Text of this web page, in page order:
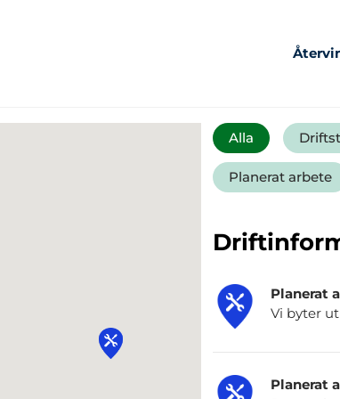
Alla
Planerat arbete
Planerat
Vi byter
Planerat